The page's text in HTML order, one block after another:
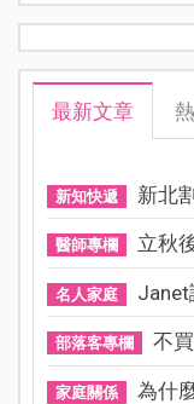
最新文章
新知快遞 新北
醫師專欄 立秋
名人家庭 Janet
部落客專欄 不
家庭關係 為什